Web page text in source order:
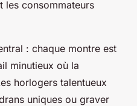
les consommateurs
: chaque montre est
minutieux où la
horlogers talentueux
uniques ou graver